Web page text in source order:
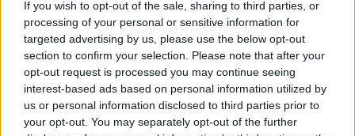
If you wish to opt-out of the sale, sharing to third parties, or
processing of your personal or sensitive information for
targeted advertising by us, please use the below opt-out
section to confirm your selection. Please note that after your
opt-out request is processed you may continue seeing
interest-based ads based on personal information utilized by
us or personal information disclosed to third parties prior to
your opt-out. You may separately opt-out of the further
CHAMPIONS CUP
Coppe Europee: Fischetti in meta col
Northtampton, primo italiano
qualificato
Daniele Goegan 04.04.2026 12:04